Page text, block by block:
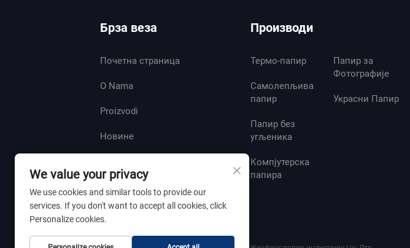
Брза веза
Почетна страница
O Nama
Proizvodi
Новине
Производи
Термо-папир
Самолепљива
папир
Папир без
угљеника
Компјутерска
папира
Папир за
Фотографије
Украсни Папир
We value your privacy
We use cookies and similar tools to provide our
services. If you don't want to accept all cookies, click
Personalize cookies.